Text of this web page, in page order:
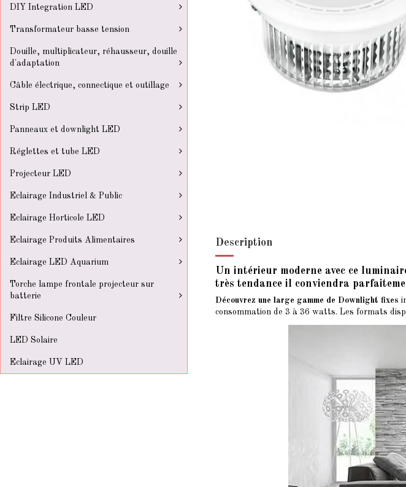
Description
Un intérieur moderne avec ce
très tendance il conviendra
Découvrez une large gamme de Downlight fixes
consommation de 3 à 36 watts. Les formats
DIY Integration LED
Transformateur basse tension
Douille, multiplicateur, réhausseur, douille
d'adaptation
Câble électrique, connectique et outillage
Strip LED
Panneaux et downlight LED
Réglettes et tube LED
Projecteur LED
Eclairage Industriel & Public
Eclairage Horticole LED
Eclairage Produits Alimentaires
Eclairage LED Aquarium
Torche lampe frontale projecteur sur
batterie
Filtre Silicone Couleur
LED Solaire
Eclairage UV LED